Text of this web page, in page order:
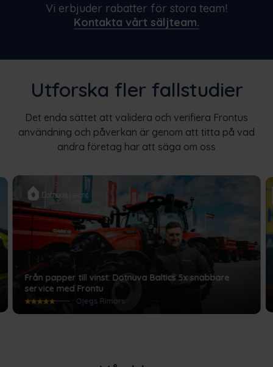
Vi erbjuder rabatter för stora team!
Kontakta vårt säljteam.
Utforska fler fallstudier
Det enda sättet att validera och verifiera Frontus
användning och påverkan är genom att titta på vad
andra företag har att säga om oss
Från papper till vinst: Dotnuva Baltics 5x snabbare
service med Frontu
Oļegs Rimars